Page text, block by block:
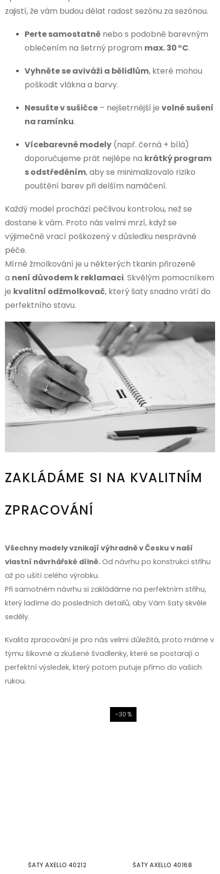
zajistí, že vám budou dělat radost sezónu za sezónou.
Perte samostatně nebo s podobně barevným
oblečením na šetrný program max. 30 °C.
Vyhněte se aviváži a bělidlům, které mohou
poškodit vlákna a barvy.
Nesušte v sušičce – nejšetrnější je volné sušení
na ramínku.
Vícebarevné modely (např. černá + bílá)
doporučujeme prát nejlépe na krátký program
s odstředěním, aby se minimalizovalo riziko
pouštění barev při delším namáčení.
Každý model prochází pečlivou kontrolou, než se
dostane k vám. Proto nás velmi mrzí, když se
výjimečně vrací poškozený v důsledku nesprávné
péče.
Mírné žmolkování je u některých tkanin přirozené
a není důvodem k reklamaci. Skvělým pomocníkem
je kvalitní odžmolkovač, který šaty snadno vrátí do
perfektního stavu.
ZAKLÁDÁME SI NA KVALITNÍM
ZPRACOVÁNÍ
Všechny modely vznikají výhradně v Česku v naší
vlastní návrhářské dílně. Od návrhu po konstrukci střihu
až po ušití celého výrobku.
Při samotném návrhu si zakládáme na perfektním střihu,
který ladíme do posledních detailů, aby Vám šaty skvěle
seděly.
Kvalita zpracování je pro nás velmi důležitá, proto máme v
týmu šikovné a zkušené švadlenky, které se postarají o
perfektní výsledek, který potom putuje přímo do vašich
rukou.
ŠATY AXELLO 40212
–30 %
ŠATY AXELLO 40168